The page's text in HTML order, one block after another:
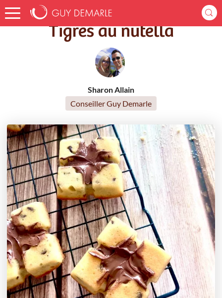
Accueil Recettes Tigrés au nutella
Tigrés au nutella
Sharon Allain
Conseiller Guy Demarle